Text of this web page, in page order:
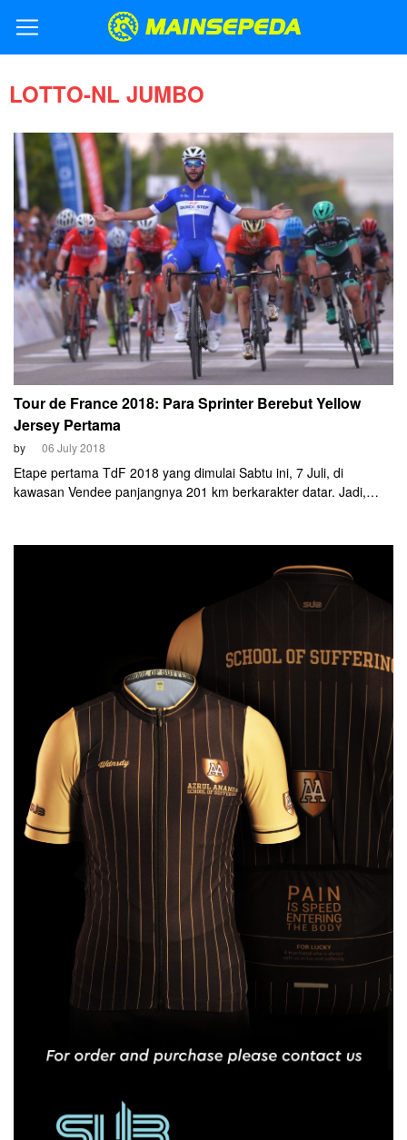
LOTTO-NL JUMBO
Tour de France 2018: Para Sprinter Berebut Yellow
Jersey Pertama
by 06 July 2018
Etape pertama TdF 2018 yang dimulai Sabtu ini, 7 Juli, di
kawasan Vendee panjangnya 201 km berkarakter datar. Jadi,
Unggulannya adalah Peter Sagan (Bora-Hansgrohe), Dylan
Groenewegen (LottoNL-Jumbo) dan Fernando Gaviria (Quick-